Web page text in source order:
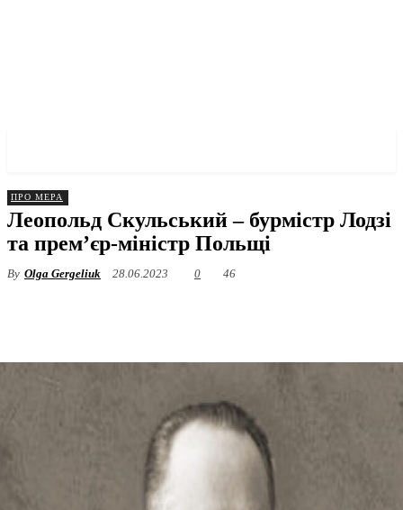
ПРО МЕРА
Леопольд Скульський – бурмістр Лодзі
та прем’єр-міністр Польщі
By Olga Gergeliuk 28.06.2023 0 46